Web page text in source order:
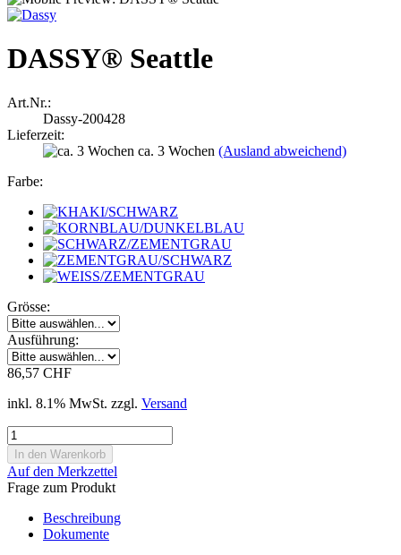
DASSY® Seattle
Art.Nr.:
Dassy-200428
Lieferzeit:
ca. 3 Wochen (Ausland abweichend)
Farbe:
Grösse:
Ausführung:
86,57 CHF
inkl. 8.1% MwSt. zzgl. Versand
Auf den Merkzettel
Frage zum Produkt
Beschreibung
Dokumente